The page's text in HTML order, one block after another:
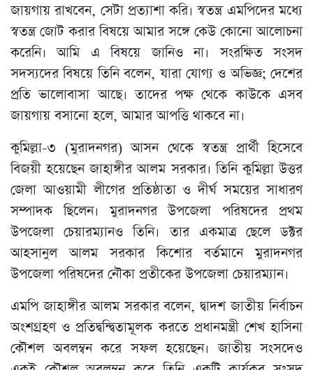
জায়গায় রাখবেন, সেটা প্রত্যাশা করি। স্বতন্ত্র এমপিদের মধ্যে
স্বতন্ত্র জোট করার বিষয়ে আমার সঙ্গে কেউ কোনো আলোচনা
করেনি। আমি এ বিষয়ে জানিও না। সংরক্ষিত সংসদ
সদস্যদের বিষয়ে তিনি বলেন, যারা যোগ্য ও অভিজ্ঞ; দেশের
প্রতি ভালোবাসা আছে। তাদের পক্ষ থেকে কাউকে এসব
জায়গায় বসানো হলে, আমার আপত্তি থাকবে না।
কুমিল্লা-৩ (মুরাদনগর) আসন থেকে স্বতন্ত্র প্রার্থী হিসেবে
বিজয়ী হয়েছেন জাহাঙ্গীর আলম সরকার। তিনি কুমিল্লা উত্তর
জেলা আওয়ামী লীগের প্রতিষ্ঠাতা ও দীর্ঘ সময়ের সাধারণ
সম্পাদক ছিলেন। মুরাদনগর উপজেলা পরিষদের প্রথম
উপজেলা চেয়ারম্যানও তিনি। তার একমাত্র ছেলে ডক্টর
আহসানুল আলম সরকার কিশোর বর্তমানে মুরাদনগর
উপজেলা পরিষদের নৌকা প্রতীকের উপজেলা চেয়ারম্যান।
এমপি জাহাঙ্গীর আলম সরকার বলেন, দ্বাদশ জাতীয় নির্বাচন
অংশগ্রহণ ও প্রতিদ্বন্দ্বিতামূলক করতে প্রধানমন্ত্রী শেখ হাসিনা
কৌশল অবলম্বন করে সফল হয়েছেন। জাতীয় সংসদেও